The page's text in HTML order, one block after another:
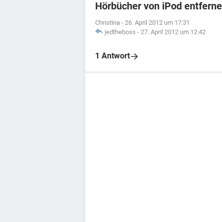
Hörbücher von iPod
Christina - 26. April 2012 um 17:31
jedtheboss - 27. April 2012 um 12:42
1 Antwort